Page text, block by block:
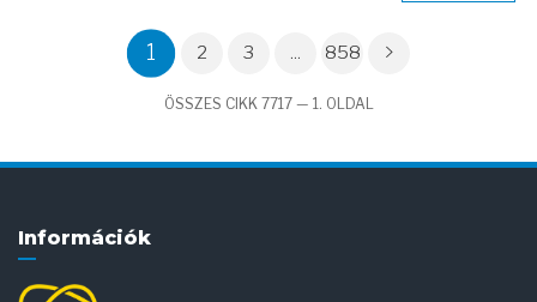
1 2 3 ... 858
ÖSSZES CIKK 7717 — 1. OLDAL
Információk